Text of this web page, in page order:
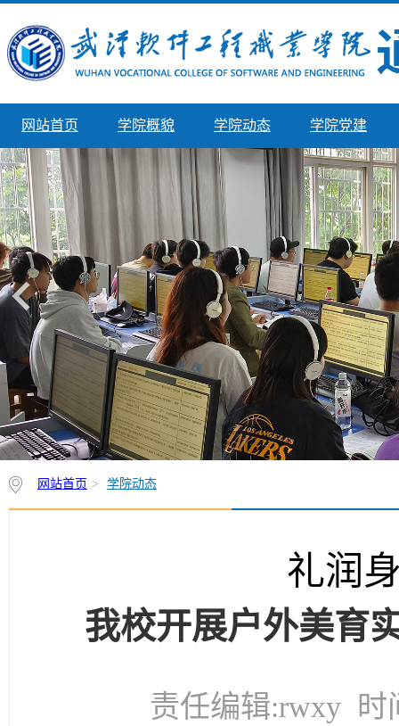
网站首页 学院概貌 学院动态 学院党建
网站首页 > 学院动态
礼润
我校开展户外美育
责任编辑:rwxy 时